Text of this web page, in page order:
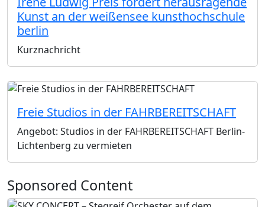
Kunst an der weißensee kunsthochschule
berlin
Kurznachricht
Freie Studios in der FAHRBEREITSCHAFT
Angebot: Studios in der FAHRBEREITSCHAFT Berlin-
Lichtenberg zu vermieten
Sponsored Content